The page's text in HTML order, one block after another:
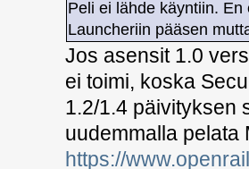
Peli ei lähde käyntiin.
Launcheriin pääsen
Jos asensit 1.0
ei toimi, koska
1.2/1.4 päivityksen
uudemmalla pelata
https://